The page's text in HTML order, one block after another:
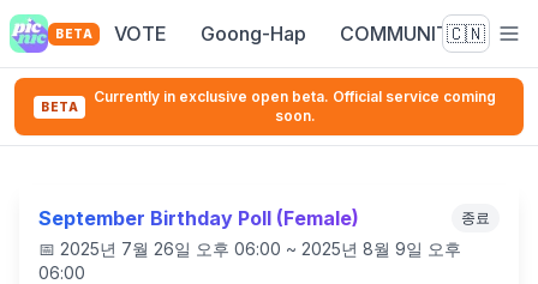
BETA VOTE Goong-Hap COMMUNITY🇨🇳
BETA
Currently in exclusive open beta. Official service coming
soon.
September Birthday Poll (Female) 종료
📅 2025년 7월 26일 오후 06:00 ~ 2025년 8월 9일 오후
06:00